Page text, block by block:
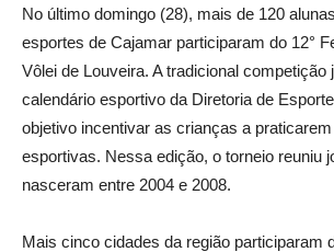
No último domingo (28), mais de 120
esportes de Cajamar participaram do 12°
Vôlei de Louveira. A tradicional competição
calendário esportivo da Diretoria de
objetivo incentivar as crianças a
esportivas. Nessa edição, o torneio reuniu
nasceram entre 2004 e 2008.
Mais cinco cidades da região participaram